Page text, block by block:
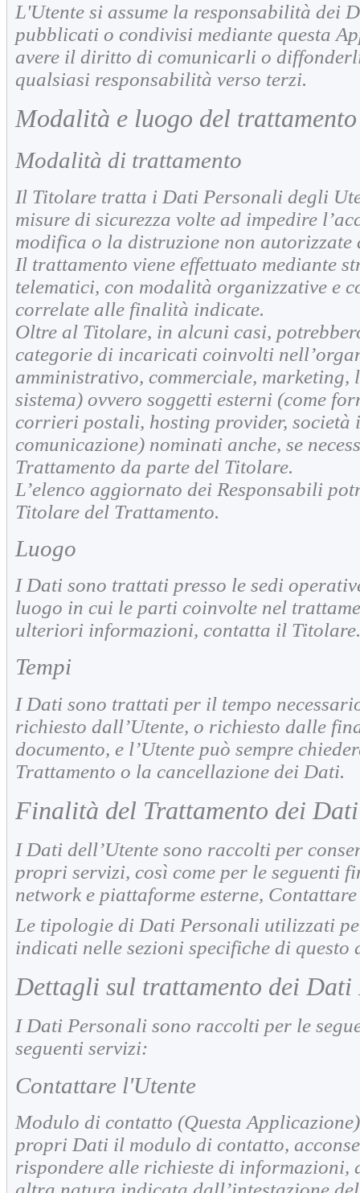
L'Utente si assume la responsabilità dei
pubblicati o condivisi mediante questa
avere il diritto di comunicarli o
qualsiasi responsabilità verso terzi.
Modalità e luogo del
Modalità di trattamento
Il Titolare tratta i Dati Personali degli
misure di sicurezza volte ad impedire
modifica o la distruzione non
Il trattamento viene effettuato mediante
telematici, con modalità organizzative e
correlate alle finalità indicate.
Oltre al Titolare, in alcuni casi,
categorie di incaricati coinvolti
amministrativo, commerciale,
sistema) ovvero soggetti esterni (come
corrieri postali, hosting provider, società
comunicazione) nominati anche, se
Trattamento da parte del Titolare.
L’elenco aggiornato dei Responsabili
Titolare del Trattamento.
Luogo
I Dati sono trattati presso le sedi
luogo in cui le parti coinvolte nel
ulteriori informazioni, contatta il Titolare.
Tempi
I Dati sono trattati per il tempo
richiesto dall’Utente, o richiesto dalle
documento, e l’Utente può sempre
Trattamento o la cancellazione dei Dati.
Finalità del Trattamento dei
I Dati dell’Utente sono raccolti per
propri servizi, così come per le seguenti
network e piattaforme esterne,
Le tipologie di Dati Personali utilizzati
indicati nelle sezioni specifiche di questo
Dettagli sul trattamento dei Dati
I Dati Personali sono raccolti per le
seguenti servizi:
Contattare l'Utente
Modulo di contatto (Questa
propri Dati il modulo di contatto,
rispondere alle richieste di informazioni,